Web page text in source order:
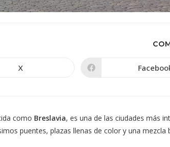
X Se
como Breslavia, es una de las ciudades más
puentes, plazas llenas de color y una